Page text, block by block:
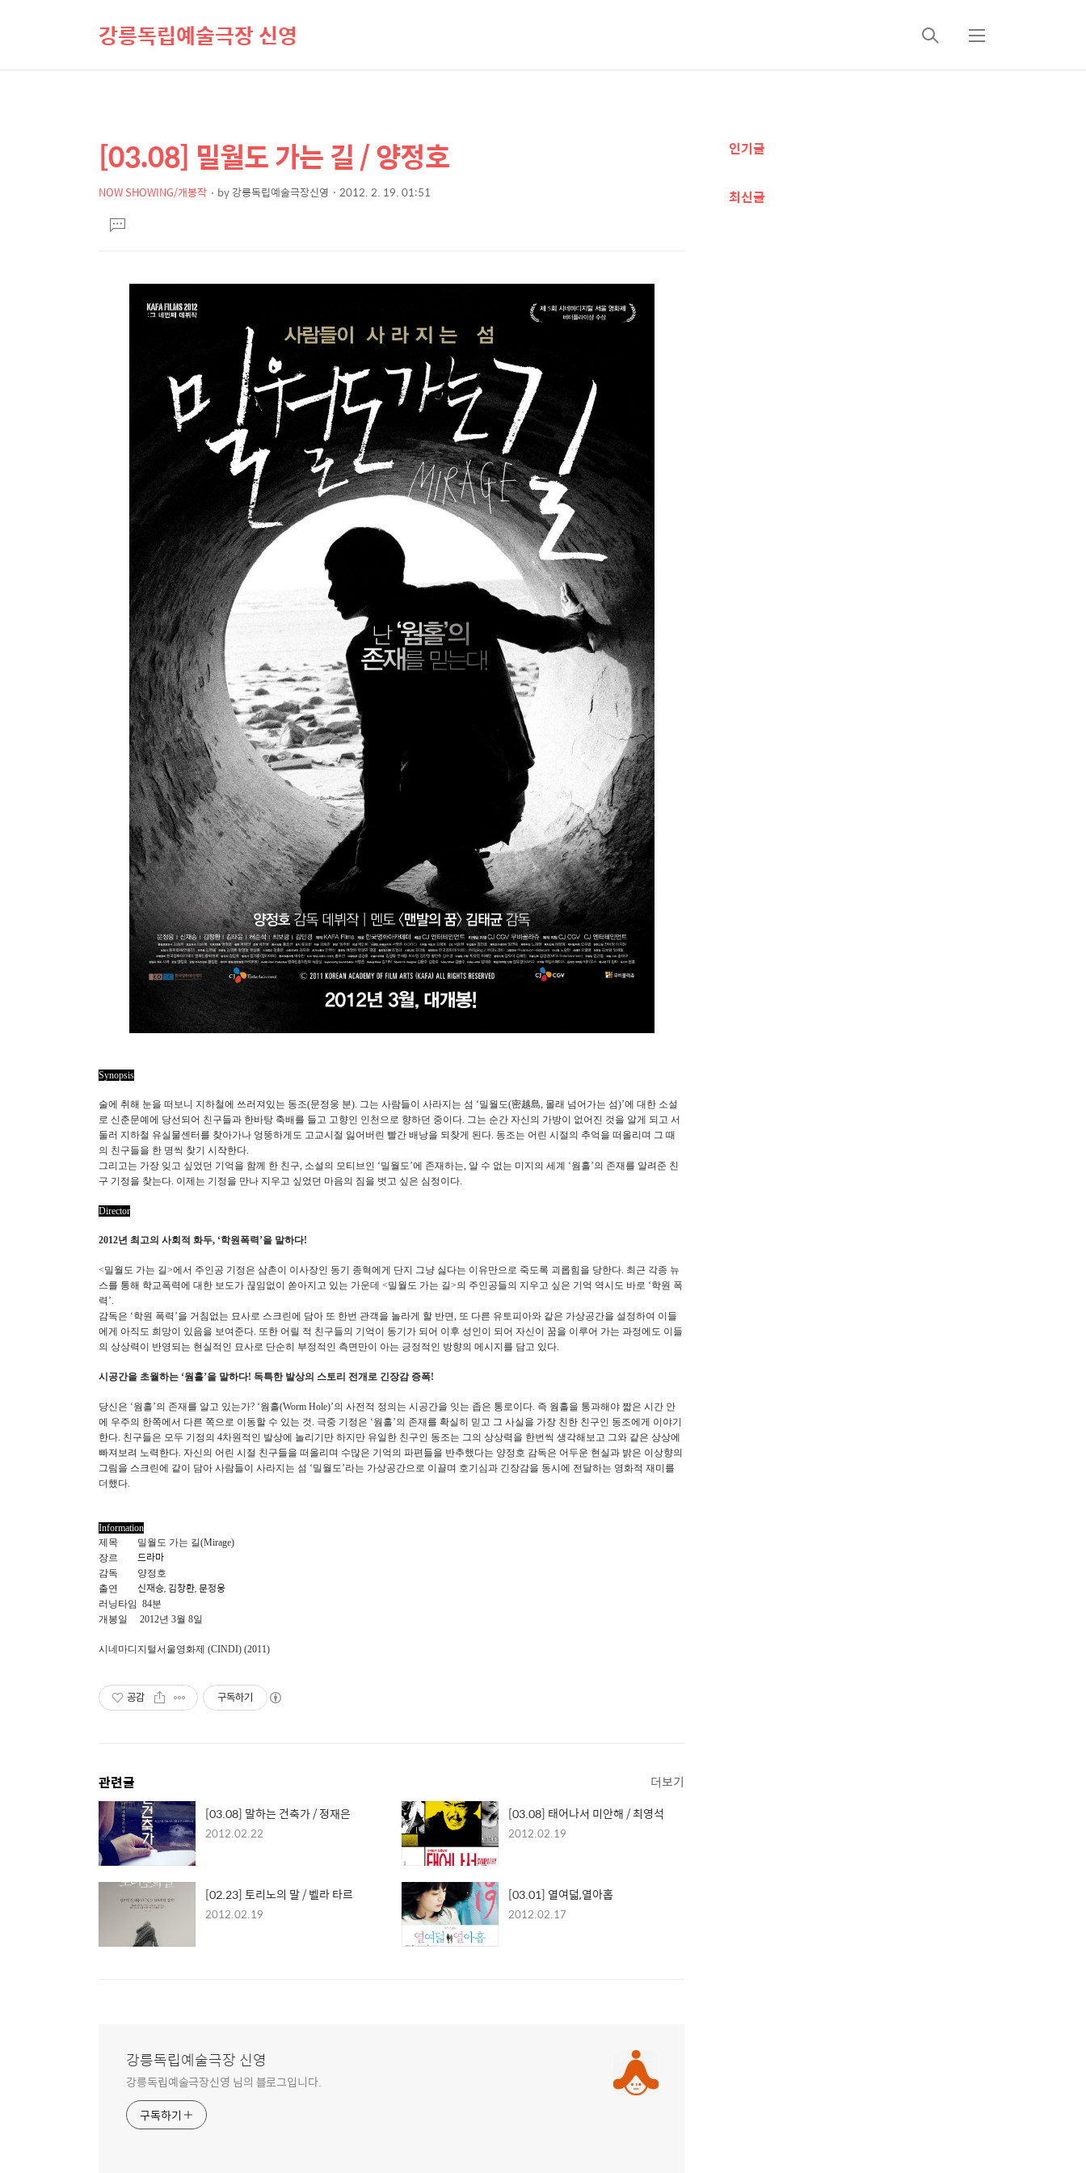
강릉독립예술극장 신영
검
메
상
세
컨
텐
본
문
제
[03.08] 밀월도 가는 길 / 양정호
NOW SHOWING/개봉작 by강릉독립예술극장신영 2012. 2. 19. 01:51
문댓
글
Synopsis
술에 취해 눈을 떠보니 지하철에 쓰러져있는 동조(문정웅 분). 그는 사람들이 사라지는 섬 ‘밀월도(密越島, 몰래 넘어가는 섬)’에 대한 소설
로 신춘문예에 당선되어 친구들과 한바탕 축배를 들고 고향인 인천으로 향하던 중이다. 그는 순간 자신의 가방이 없어진 것을 알게 되고 서
둘러 지하철 유실물센터를 찾아가나 엉뚱하게도 고교시절 잃어버린 빨간 배낭을 되찾게 된다. 동조는 어린 시절의 추억을 떠올리며 그 때
의 친구들을 한 명씩 찾기 시작한다.
그리고는 가장 잊고 싶었던 기억을 함께 한 친구, 소설의 모티브인 ‘밀월도’에 존재하는, 알 수 없는 미지의 세계 ‘웜홀’의 존재를 알려준 친
구 기정을 찾는다. 이제는 기정을 만나 지우고 싶었던 마음의 짐을 벗고 싶은 심정이다.
Director
2012년 최고의 사회적 화두, ‘학원폭력’을 말하다!
<밀월도 가는 길>에서 주인공 기정은 삼촌이 이사장인 동기 종혁에게 단지 그냥 싫다는 이유만으로 죽도록 괴롭힘을 당한다. 최근 각종 뉴
스를 통해 학교폭력에 대한 보도가 끊임없이 쏟아지고 있는 가운데 <밀월도 가는 길>의 주인공들의 지우고 싶은 기억 역시도 바로 ‘학원 폭
력’.
감독은 ‘학원 폭력’을 거침없는 묘사로 스크린에 담아 또 한번 관객을 놀라게 할 반면, 또 다른 유토피아와 같은 가상공간을 설정하여 이들
에게 아직도 희망이 있음을 보여준다. 또한 어릴 적 친구들의 기억이 동기가 되어 이후 성인이 되어 자신이 꿈을 이루어 가는 과정에도 이들
의 상상력이 반영되는 현실적인 묘사로 단순히 부정적인 측면만이 아는 긍정적인 방향의 메시지를 담고 있다.
시공간을 초월하는 ‘웜홀’을 말하다! 독특한 발상의 스토리 전개로 긴장감 증폭!
당신은 ‘웜홀’의 존재를 알고 있는가? ‘웜홀(Worm Hole)’의 사전적 정의는 시공간을 잇는 좁은 통로이다. 즉 웜홀을 통과해야 짧은 시간 안
에 우주의 한쪽에서 다른 쪽으로 이동할 수 있는 것. 극중 기정은 ‘웜홀’의 존재를 확실히 믿고 그 사실을 가장 친한 친구인 동조에게 이야기
한다. 친구들은 모두 기정의 4차원적인 발상에 놀리기만 하지만 유일한 친구인 동조는 그의 상상력을 한번씩 생각해보고 그와 같은 상상에
빠져보려 노력한다. 자신의 어린 시절 친구들을 떠올리며 수많은 기억의 파편들을 반추했다는 양정호 감독은 어두운 현실과 밝은 이상향의
그림을 스크린에 같이 담아 사람들이 사라지는 섬 ‘밀월도’라는 가상공간으로 이끌며 호기심과 긴장감을 동시에 전달하는 영화적 재미를
더했다.
Information
제목
밀월도 가는 길(Mirage)
장르
드라마
감독
양정호
출연
신재승, 김창환, 문정웅
러닝타임 84분
개봉일
2012년 3월 8일
시네마디지털서울영화제 (CINDI) (2011)
공감 구독하기
관련글 더보기
[03.08] 말하는 건축가 / 정재은
2012.02.22
[03.08] 태어나서 미안해 / 최영석
2012.02.19
[02.23] 토리노의 말 / 벨라 타르
2012.02.19
[03.01] 열여덟,열아홉
2012.02.17
강릉독립예술극장 신영
강릉독립예술극장신영 님의 블로그입니다.
구독하기
추
정
인기글
최신글